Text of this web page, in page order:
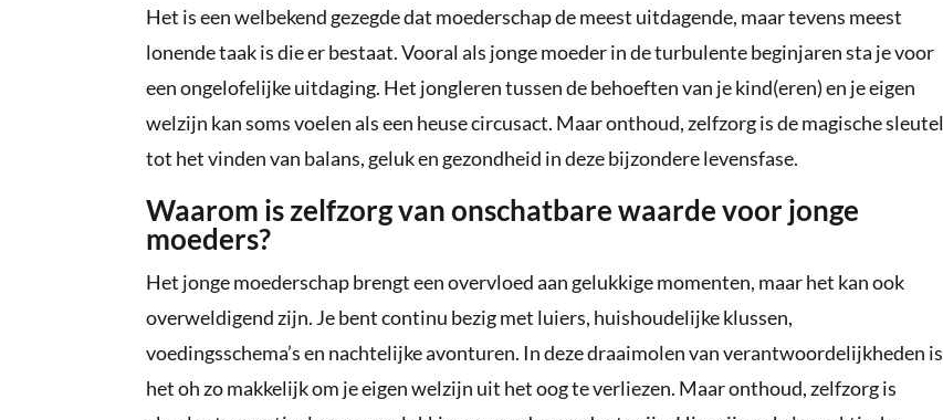
Het is een welbekend gezegde dat moederschap de meest uitdagende, maar tevens meest
lonende taak is die er bestaat. Vooral als jonge moeder in de turbulente beginjaren sta je voor
een ongelofelijke uitdaging. Het jongleren tussen de behoeften van je kind(eren) en je eigen
welzijn kan soms voelen als een heuse circusact. Maar onthoud, zelfzorg is de magische sleutel
tot het vinden van balans, geluk en gezondheid in deze bijzondere levensfase.
Waarom is zelfzorg van onschatbare waarde voor jonge
moeders?
Het jonge moederschap brengt een overvloed aan gelukkige momenten, maar het kan ook
overweldigend zijn. Je bent continu bezig met luiers, huishoudelijke klussen,
voedingsschema’s en nachtelijke avonturen. In deze draaimolen van verantwoordelijkheden is
het oh zo makkelijk om je eigen welzijn uit het oog te verliezen. Maar onthoud, zelfzorg is